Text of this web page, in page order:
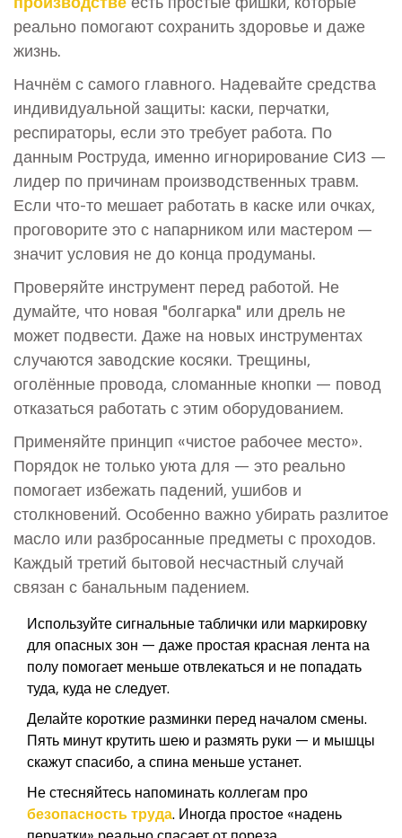
реально помогают сохранить здоровье и даже
жизнь.
Начнём с самого главного. Надевайте средства
индивидуальной защиты: каски, перчатки,
респираторы, если это требует работа. По
данным Роструда, именно игнорирование СИЗ —
лидер по причинам производственных травм.
Если что-то мешает работать в каске или очках,
проговорите это с напарником или мастером —
значит условия не до конца продуманы.
Проверяйте инструмент перед работой. Не
думайте, что новая "болгарка" или дрель не
может подвести. Даже на новых инструментах
случаются заводские косяки. Трещины,
оголённые провода, сломанные кнопки — повод
отказаться работать с этим оборудованием.
Применяйте принцип «чистое рабочее место».
Порядок не только уюта для — это реально
помогает избежать падений, ушибов и
столкновений. Особенно важно убирать разлитое
масло или разбросанные предметы с проходов.
Каждый третий бытовой несчастный случай
связан с банальным падением.
Используйте сигнальные таблички или маркировку
для опасных зон — даже простая красная лента на
полу помогает меньше отвлекаться и не попадать
туда, куда не следует.
Делайте короткие разминки перед началом смены.
Пять минут крутить шею и размять руки — и мышцы
скажут спасибо, а спина меньше устанет.
Не стесняйтесь напоминать коллегам про
безопасность труда . Иногда простое «надень
перчатки» реально спасает от пореза.